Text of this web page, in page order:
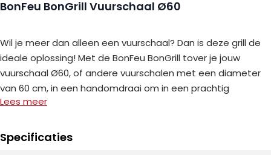
BonFeu BonGrill Vuurschaal Ø60
Wil je meer dan alleen een vuurschaal? Dan is deze grill de
ideale oplossing! Met de BonFeu BonGrill tover je jouw
vuurschaal Ø60, of andere vuurschalen met een diameter
van 60 cm, in een handomdraai om in een prachtig
functioneel kooktoestel. Het rooster, ook wel grill genoemd,
kookavontuur beginnen!
Lees meer
Specificaties